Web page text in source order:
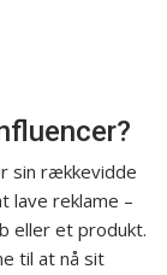
sin rækkevidde
lave reklame –
eller et produkt.
til at nå sit